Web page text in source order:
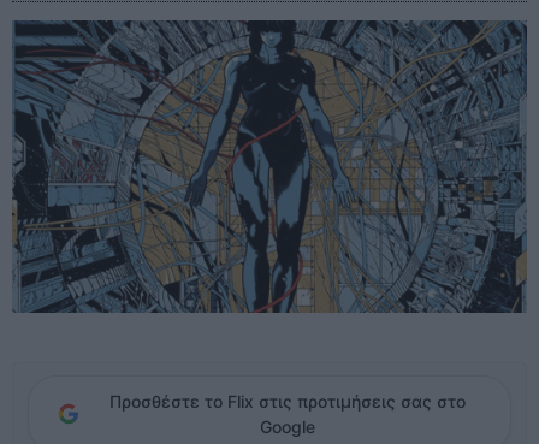
Προσθέστε το Flix στις προτιμήσεις σας στο
Google